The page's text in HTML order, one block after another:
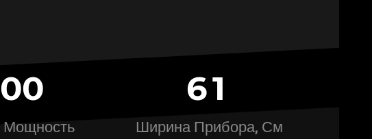
00 61
Ширина Прибора, См